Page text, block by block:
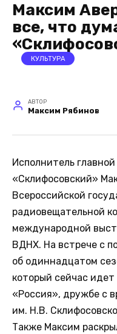
Максим
все, что
КУЛЬТУРА
АВТОР
Максим Рябинов
Исполнитель
«Склифосовский»
Всероссийской
радиовещательной
международной
ВДНХ. На встрече с
об одиннадцатом
который сейчас
«Россия», дружбе с
им. Н.В.
Также Максим